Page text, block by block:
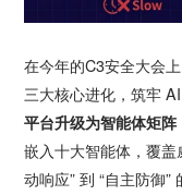
在今年的C3安全大会
三大核心进化，筑牢
平台升级为智能体矩阵
嵌入十大智能体，覆
动响应” 到 “自主防御”